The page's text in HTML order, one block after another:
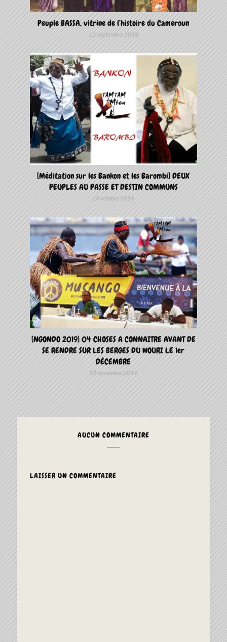
Peuple BASSA, vitrine de l’histoire du Cameroun
12 septembre 2018
[Méditation sur les Bankon et les Barombi] DEUX
PEUPLES AU PASSE ET DESTIN COMMUNS
29 octobre 2019
[NGONDO 2019] 04 CHOSES A CONNAITRE AVANT DE
SE RENDRE SUR LES BERGES DU WOURI LE 1er
DÉCEMBRE
12 novembre 2019
AUCUN COMMENTAIRE
LAISSER UN COMMENTAIRE